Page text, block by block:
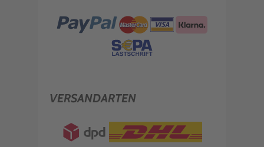
VERSANDARTEN